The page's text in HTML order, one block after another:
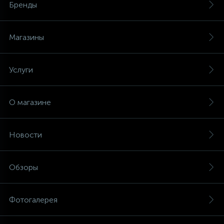
Шлейфы дверей
Фильтры для воды
Вентили, проколки
Фильтры осушители
Фильтры разборные
Шаровые вентили
Электрокомпоненты
Бренды
Магазины
Услуги
О магазине
Новости
Обзоры
Фотогалерея